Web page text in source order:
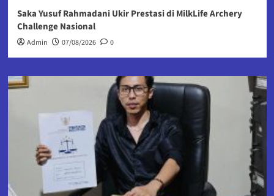
Saka Yusuf Rahmadani Ukir Prestasi di MilkLife Archery
Challenge Nasional
Admin 07/08/2026 0